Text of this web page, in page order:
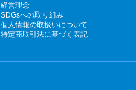
経営理念
SDGsへの取り組み
個人情報の取扱いについて
特定商取引法に基づく表記